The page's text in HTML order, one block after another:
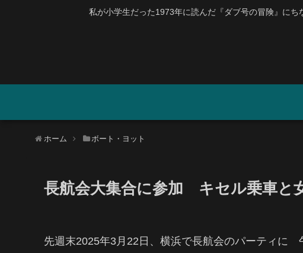
私が小学生だった1973年に読んだ『ダブ号の冒険』に
ホーム ボート・ヨット
長航会大集合に参加 キセル乗車と
先週末2025年3月22日、横浜で長航会のパーティに